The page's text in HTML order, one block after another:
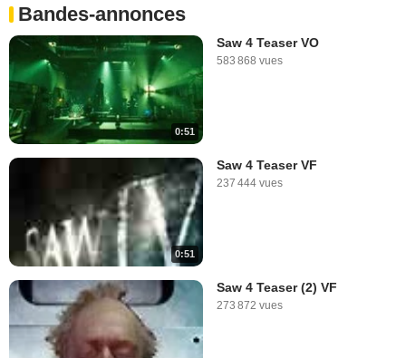
Bandes-annonces
0:51
Saw 4 Teaser VO
583 868 vues
0:51
Saw 4 Teaser VF
237 444 vues
Saw 4 Teaser (2) VF
273 872 vues